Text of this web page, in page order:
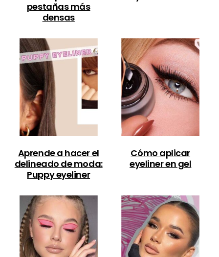
pestañas más
densas
Aprende a hacer el
delineado de moda:
Puppy eyeliner
Cómo aplicar
eyeliner en gel